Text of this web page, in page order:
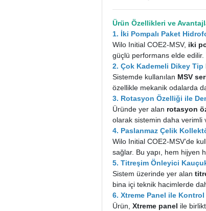
Ürün Özellikleri ve
1. İki Pompalı Paket
Wilo Initial COE2-MSV, iki
güçlü performans elde edilir.
2. Çok Kademeli Dikey Tip
Sistemde kullanılan MSV
özellikle mekanik odalarda
3. Rotasyon Özelliği ile
Üründe yer alan rotasyon
olarak sistemin daha verimli
4. Paslanmaz Çelik
Wilo Initial COE2-MSV’de
sağlar. Bu yapı, hem hijyen
5. Titreşim Önleyici
Sistem üzerinde yer alan
bina içi teknik hacimlerde
6. Xtreme Panel ile Kontrol
Ürün,Xtreme panel ile